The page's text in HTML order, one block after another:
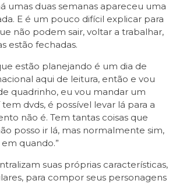
umas duas semanas apareceu uma
E é um pouco difícil explicar para
não podem sair, voltar a trabalhar,
estão fechadas.
estão planejando é um dia de
aqui de leitura, então e vou
quadrinho, eu vou mandar um
dvds, é possível levar lá para a
não é. Tem tantas coisas que
posso ir lá, mas normalmente sim,
quando.”
suas próprias características,
para compor seus personagens